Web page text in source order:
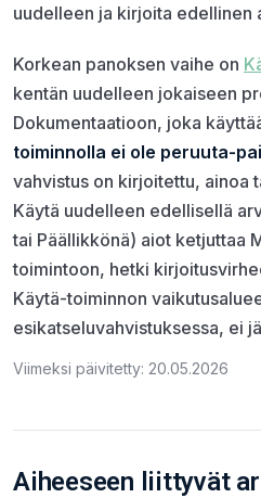
uudelleen ja kirjoita edellinen
Korkean panoksen vaihe on
kentän uudelleen jokaiseen
Dokumentaatioon, joka
toiminnolla ei ole peruuta-
vahvistus on kirjoitettu, ainoa
Käytä uudelleen edellisellä
tai Päällikkönä) aiot ketjuttaa
toimintoon, hetki
Käytä-toiminnon
esikatseluvahvistuksessa, ei
Viimeksi päivitetty: 20.05.2026
Aiheeseen liittyvät